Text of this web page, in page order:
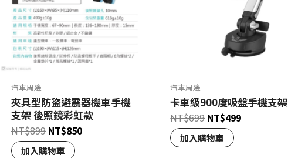
汽車周邊
夾具型防盜避震器機車手機
支架 後照鏡彩虹款
NT$899 NT$850
加入購物車
汽車周邊
卡車級900度吸盤手機支架
NT$699NT$499
加入購物車